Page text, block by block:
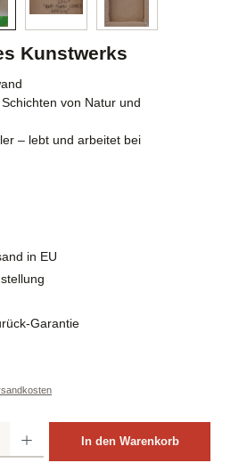
Kunstwerks
von Natur und
– lebt und arbeitet bei
in EU
Garantie
In den Warenkorb